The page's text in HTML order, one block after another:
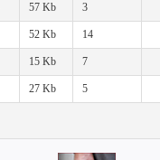
57 Kb 3
52 Kb 14
15 Kb 7
27 Kb 5